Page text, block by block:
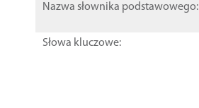
Nazwa słownika podstawowego:
Słowa kluczowe: